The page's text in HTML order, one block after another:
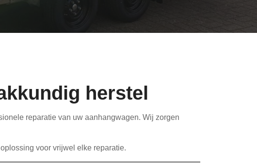
herstel
reparatie van uw aanhangwagen. Wij zorgen
voor vrijwel elke reparatie.